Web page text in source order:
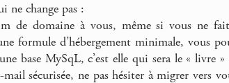
ne change pas :
de domaine à vous, même si vous ne
formule d’hébergement minimale, vous
base MySqL, c’est elle qui sera le «
sécurisée, ne pas hésiter à migrer vers